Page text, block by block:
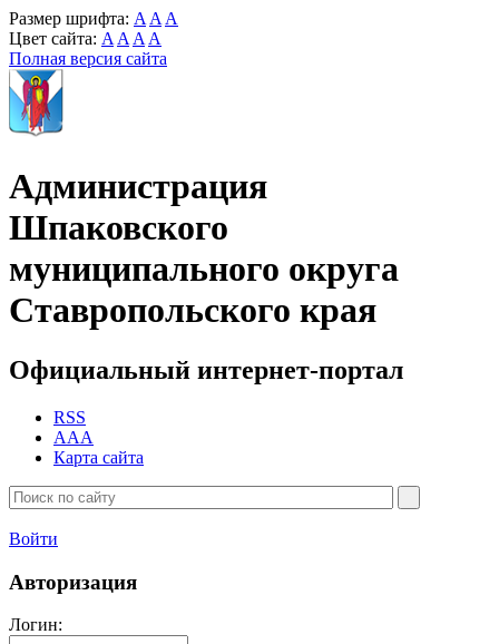
Размер шрифта: A A A
Цвет сайта: A A A A
Полная версия сайта
Администрация
Шпаковского
муниципального округа
Ставропольского края
Официальный интернет-портал
RSS
AAA
Карта сайта
Войти
Авторизация
Логин: